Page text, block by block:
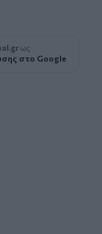
ως
στο Google